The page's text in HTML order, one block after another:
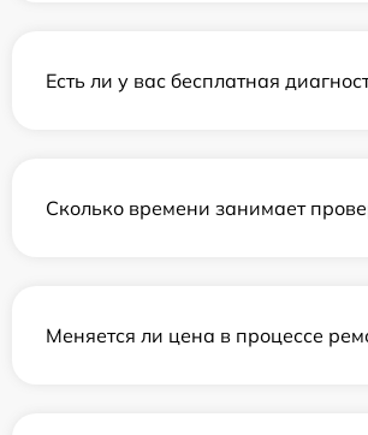
Есть ли у вас бесплатная
Сколько времени занимает
Меняется ли цена в процессе